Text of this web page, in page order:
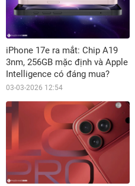
iPhone 17e ra mắt: Chip A19
3nm, 256GB mặc định và Apple
Intelligence có đáng mua?
03-03-2026 12:54